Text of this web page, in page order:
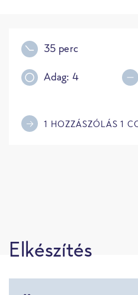
35 perc
Adag: 4
1 HOZZÁSZÓLÁS 1
Elkészítés